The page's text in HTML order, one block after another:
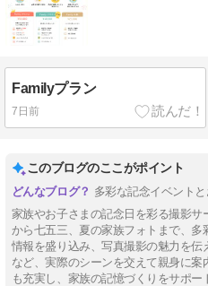
Familyプラン
7日前
このブログのここがポイント
多彩な記念イベント
家族やお子さまの記念日を彩る撮影
から七五三、夏の家族フォトまで、
情報を盛り込み、写真撮影の魅力を
など、実際のシーンを交えて親身に
も充実し、家族の記憶づくりをサポ